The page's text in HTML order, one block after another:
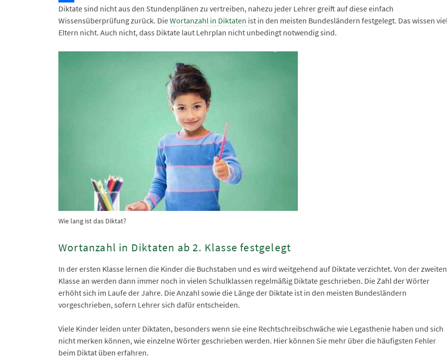
Teilen
Diktate sind nicht aus den Stundenplänen zu vertreiben, nahezu jeder Lehrer greift auf diese einfach
Wissensüberprüfung zurück. DieWortanzahl in Diktaten ist in den meisten Bundesländern festgelegt. Das wissen
Eltern nicht. Auch nicht, dass Diktate laut Lehrplan nicht unbedingt notwendig sind.
Wie lang ist das Diktat?
Wortanzahl in Diktaten ab 2. Klasse festgelegt
In der ersten Klasse lernen die Kinder die Buchstaben und es wird weitgehend auf Diktate verzichtet. Von der zweiten
Klasse an werden dann immer noch in vielen Schulklassen regelmäßig Diktate geschrieben. Die Zahl der Wörter
erhöht sich im Laufe der Jahre. Die Anzahl sowie die Länge der Diktate ist in den meisten Bundesländern
vorgeschrieben, sofern Lehrer sich dafür entscheiden.
Viele Kinder leiden unter Diktaten, besonders wenn sie eine Rechtschreibschwäche wie Legasthenie haben und sich
nicht merken können, wie einzelne Wörter geschrieben werden. Hier können Sie mehr über die häufigsten Fehler
beim Diktat üben erfahren.